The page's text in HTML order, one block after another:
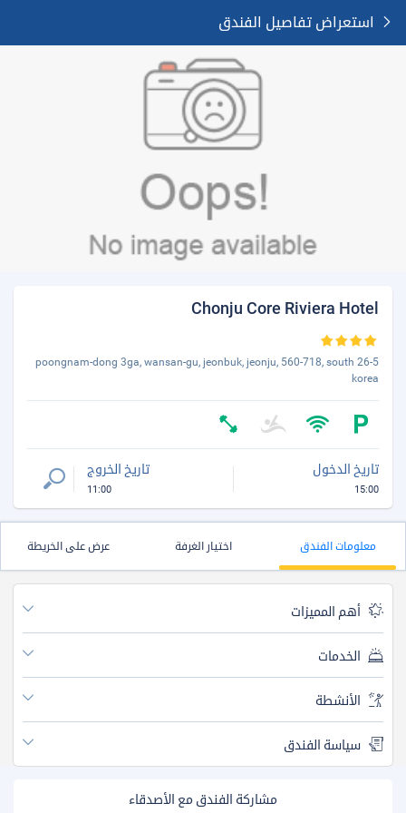
استعراض تفاصيل الفندق
Chonju Core Riviera Hotel
26-5 poongnam-dong 3ga, wansan-gu, jeonbuk, jeonju, 560-718, south
korea
تاريخ الدخول
15:00
تاريخ الخروج
11:00
معلومات الفندق اختيار الغرفة عرض على الخريطة
أهم المميزات
الخدمات
الأنشطة
سياسة الفندق
مشاركة الفندق مع الأصدقاء